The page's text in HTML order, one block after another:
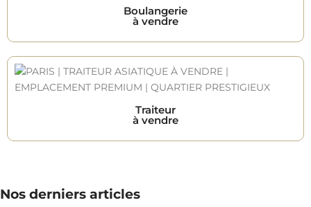
Boulangerie
à vendre
Traiteur
à vendre
Nos derniers articles